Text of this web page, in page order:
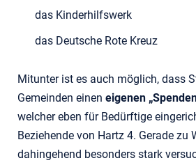
das Kinderhilfswerk
das Deutsche Rote Kreuz
Mitunter ist es auch möglich, dass
Gemeinden einen eigenen
welcher eben für Bedürftige
Beziehende von Hartz 4. Gerade zu
dahingehend besonders stark